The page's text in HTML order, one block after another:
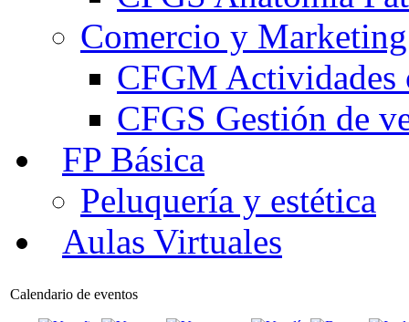
Comercio y Marketing
CFGM Actividades
CFGS Gestión de
FP Básica
Peluquería y estética
Aulas Virtuales
Calendario de eventos